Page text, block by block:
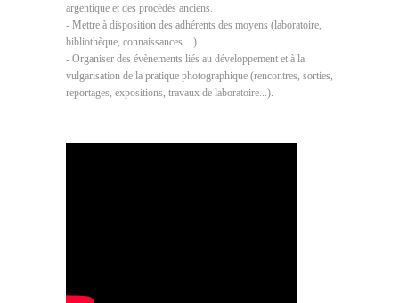
argentique et des procédés anciens.
- Mettre à disposition des adhérents des moyens (laboratoire,
bibliothèque, connaissances…).
- Organiser des évènements liés au développement et à la
vulgarisation de la pratique photographique (rencontres, sorties,
reportages, expositions, travaux de laboratoire...).